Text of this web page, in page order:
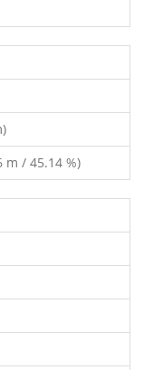
/ 45.14 %)